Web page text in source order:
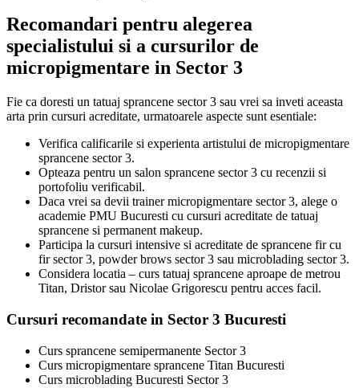
Recomandari pentru alegerea
specialistului si a cursurilor de
micropigmentare in Sector 3
Fie ca doresti un tatuaj sprancene sector 3 sau vrei sa inveti aceasta
arta prin cursuri acreditate, urmatoarele aspecte sunt esentiale:
Verifica calificarile si experienta artistului de micropigmentare
sprancene sector 3.
Opteaza pentru un salon sprancene sector 3 cu recenzii si
portofoliu verificabil.
Daca vrei sa devii trainer micropigmentare sector 3, alege o
academie PMU Bucuresti cu cursuri acreditate de tatuaj
sprancene si permanent makeup.
Participa la cursuri intensive si acreditate de sprancene fir cu
fir sector 3, powder brows sector 3 sau microblading sector 3.
Considera locatia – curs tatuaj sprancene aproape de metrou
Titan, Dristor sau Nicolae Grigorescu pentru acces facil.
Cursuri recomandate in Sector 3 Bucuresti
Curs sprancene semipermanente Sector 3
Curs micropigmentare sprancene Titan Bucuresti
Curs microblading Bucuresti Sector 3